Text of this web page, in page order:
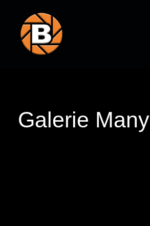
Galerie Many